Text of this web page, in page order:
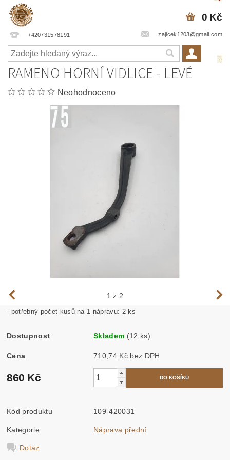
+420731578191 zajicek1203@gmail.com
0 Kč
RAMENO HORNÍ VIDLICE - LEVÉ
Neohodnoceno
1 z 2
- potřebný počet kusů na 1 nápravu: 2 ks
Dostupnost Skladem (12 ks)
Cena 710,74 Kč bez DPH
860 Kč
Kód produktu 109-420031
Kategorie Náprava přední
Dotaz